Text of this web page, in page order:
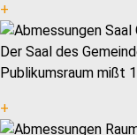
+
Der Saal des
Publikumsraum mißt
+